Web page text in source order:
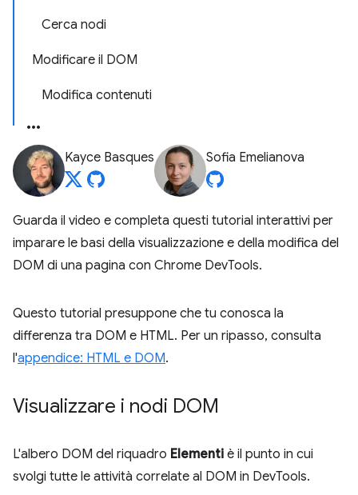
Cerca nodi
Modificare il DOM
Modifica contenuti
Kayce Basques Sofia Emelianova
Guarda il video e completa questi tutorial interattivi per
imparare le basi della visualizzazione e della modifica del
DOM di una pagina con Chrome DevTools.
Questo tutorial presuppone che tu conosca la
differenza tra DOM e HTML. Per un ripasso, consulta
l'appendice: HTML e DOM.
Visualizzare i nodi DOM
L'albero DOM del riquadro Elementi è il punto in cui
svolgi tutte le attività correlate al DOM in DevTools.